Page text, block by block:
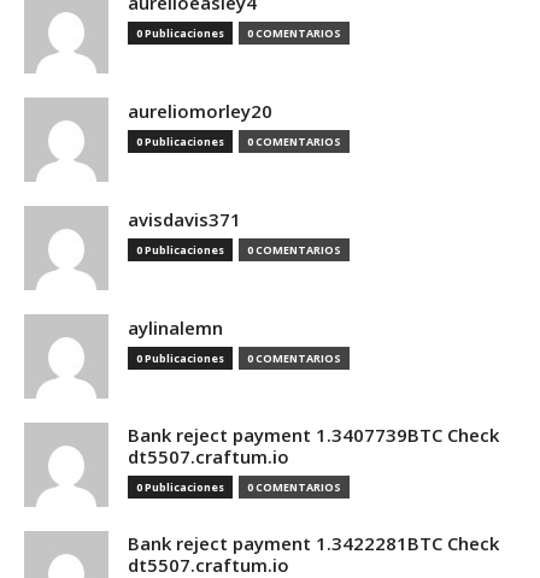
0 Publicaciones 0 COMENTARIOS
aureliomorley20
0 Publicaciones 0 COMENTARIOS
avisdavis371
0 Publicaciones 0 COMENTARIOS
aylinalemn
0 Publicaciones 0 COMENTARIOS
Bank reject payment 1.3407739BTC Check
dt5507.craftum.io
0 Publicaciones 0 COMENTARIOS
Bank reject payment 1.3422281BTC Check
dt5507.craftum.io